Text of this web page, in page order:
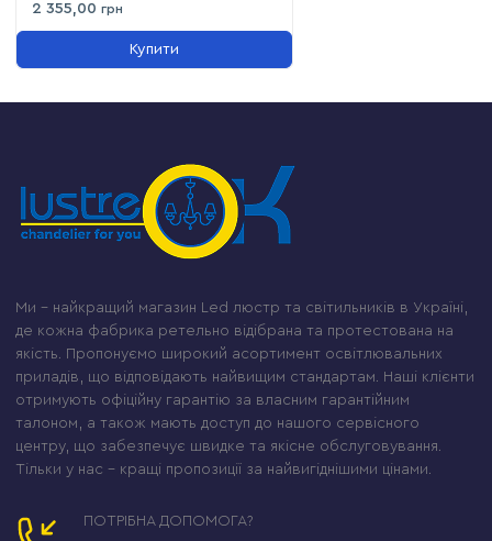
2 355,00 грн
Купити
Ми – найкращий магазин Led люстр та світильників в Україні,
де кожна фабрика ретельно відібрана та протестована на
якість. Пропонуємо широкий асортимент освітлювальних
приладів, що відповідають найвищим стандартам. Наші клієнти
отримують офіційну гарантію за власним гарантійним
талоном, а також мають доступ до нашого сервісного
центру, що забезпечує швидке та якісне обслуговування.
Тільки у нас – кращі пропозиції за найвигіднішими цінами.
ПОТРІБНА ДОПОМОГА?